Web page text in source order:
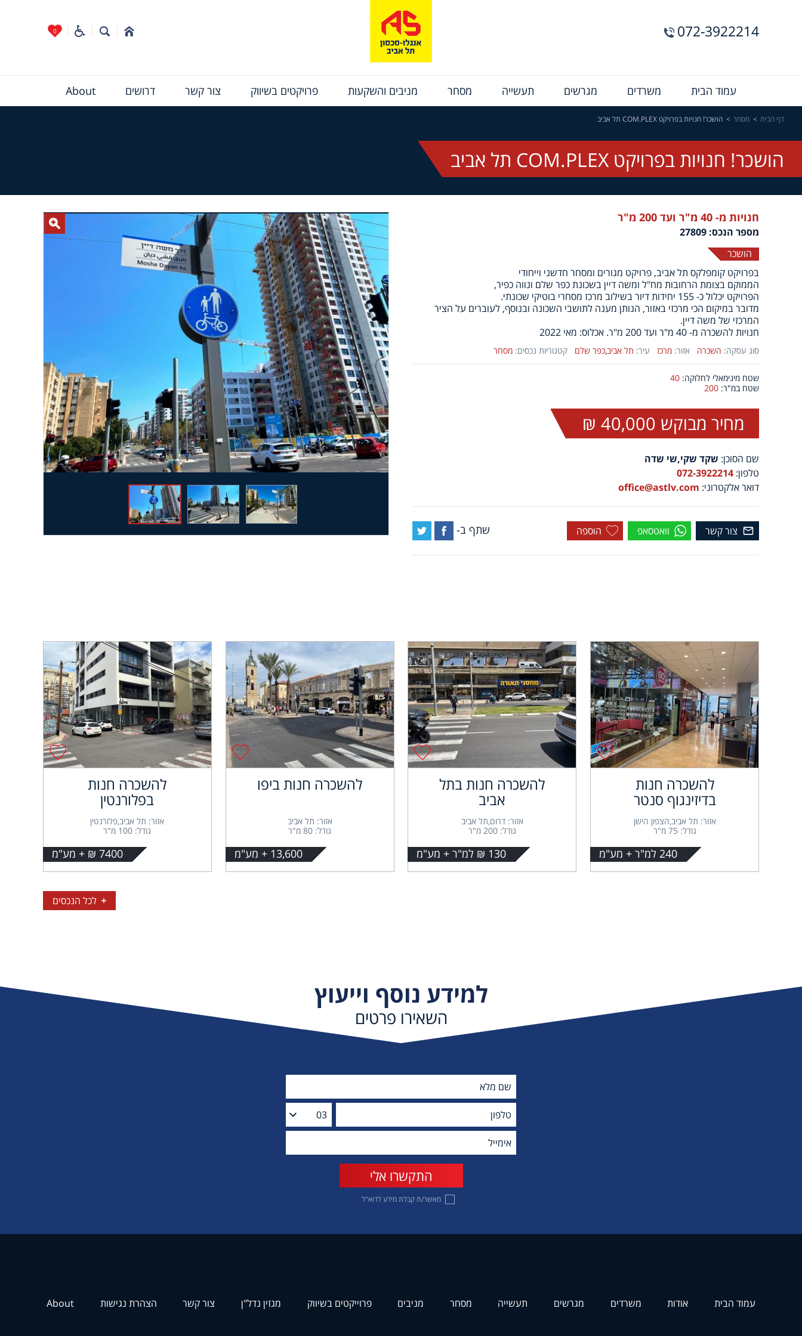
072-3922214
0
עמוד הבית משרדים מגרשים תעשייה מסחר מניבים והשקעות פרויקטים בשיווק צור קשר דרושים About
דף הבית מסחר הושכר! חנויות בפרויקט COM.PLEX תל אביב
הושכר! חנויות בפרויקט COM.PLEX תל אביב
חנויות מ- 40 מ"ר ועד 200 מ"ר
מספר הנכס: 27809
הושכר
בפרויקט קומפלקס תל אביב, פרויקט מגורים ומסחר חדשני וייחודי
הממוקם בצומת הרחובות מח"ל ומשה דיין בשכונת כפר שלם ונווה כפיר,
הפרויקט יכלול כ- 155 יחידות דיור בשילוב מרכז מסחרי בוטיקי שכונתי.
מדובר במיקום הכי מרכזי באזור, הנותן מענה לתושבי השכונה ובנוסף, לעוברים על הציר
המרכזי של משה דיין.
חנויות להשכרה מ- 40 מ"ר ועד 200 מ"ר. אכלוס: מאי 2022
סוג עסקה: השכרה אזור: מרכז עיר: תל אביב,כפר שלם קטגוריות נכסים: מסחר
שטח מינימאלי לחלוקה: 40
שטח במ"ר: 200
מחיר מבוקש 40,000 ₪
שם הסוכן: שקד שקי,שי שדה
טלפון: 072-3922214
דואר אלקטרוני: office@astlv.com
צור קשר וואטסאפ הוספה שתף ב-
להשכרה חנות
בדיזינגוף סנטר
אזור: תל אביב,הצפון הישן
גודל: 75 מ"ר
240 למ"ר + מע"מ
להשכרה חנות בתל
אביב
אזור: דרום,תל אביב
גודל: 200 מ"ר
130 ₪ למ"ר + מע"מ
להשכרה חנות ביפו
אזור: תל אביב
גודל: 80 מ"ר
13,600 + מע"מ
להשכרה חנות
בפלורנטין
אזור: תל אביב,פלורנטין
גודל: 100 מ"ר
7400 ₪ + מע"מ
לכל הנכסים
למידע נוסף וייעוץ
השאירו פרטים
מאשר/ת קבלת מידע לדוא"ל
עמוד הבית אודות משרדים מגרשים תעשייה מסחר מניבים פרוייקטים בשיווק מגזין נדל"ן צור קשר הצהרת נגישות About